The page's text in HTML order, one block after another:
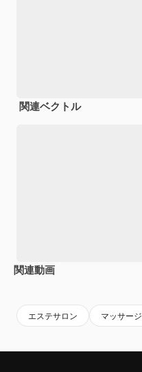
関連ベクトル
関連動画
エステサロン マッサージ